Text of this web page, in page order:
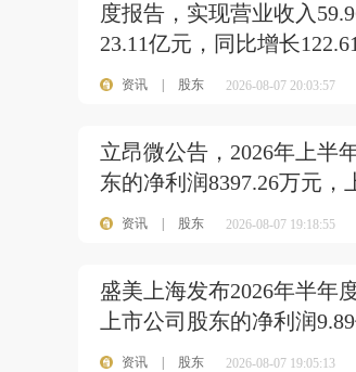
度报告，实现营业收入
23.11亿元，同比增长
资讯 股东 2026-08-07 20:03:57
立昂微公告，2026年上半
东的净利润8397.26万元，
资讯 股东 2026-08-07 19:18:55
盛美上海发布2026年半年
上市公司股东的净利润
资讯 股东 2026-08-07 19:05:13